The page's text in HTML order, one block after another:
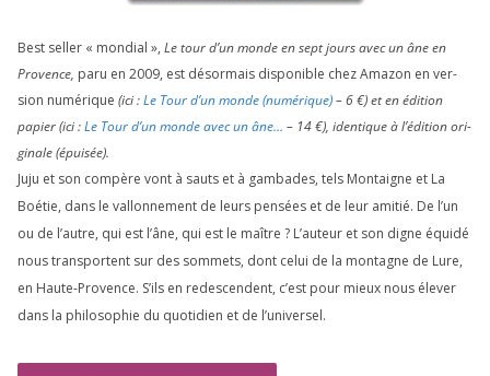
Best sel­ler « mon­dial », Le tour d’un monde en sept jours avec un âne en
Provence, paru en 2009, est désor­mais dis­po­nible chez Amazon en ver­
sion numé­rique (ici :Le Tour d’un monde (numé­rique)–6€) et en édi­tion
papier (ici :Le Tour d’un monde avec un âne… – 14€), iden­tique à l’é­di­tion ori­
gi­nale (épui­sée).
Juju et son com­père vont à sauts et à gam­bades, tels Montaigne et La
Boétie, dans le val­lon­ne­ment de leurs pen­sées et de leur ami­tié. De l’un
ou de l’autre, qui est l’âne, qui est le maître ? L’auteur et son digne équi­dé
nous trans­portent sur des som­mets, dont celui de la mon­tagne de Lure,
en Haute-Provence. S’ils en redes­cendent, c’est pour mieux nous éle­ver
dans la phi­lo­so­phie du quo­ti­dien et de l’universel.